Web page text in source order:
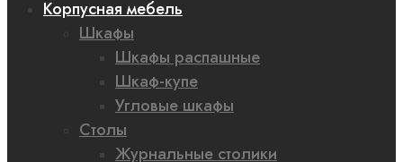
Корпусная мебель
Шкафы
Шкафы распашные
Шкаф-купе
Угловые шкафы
Столы
Журнальные столики